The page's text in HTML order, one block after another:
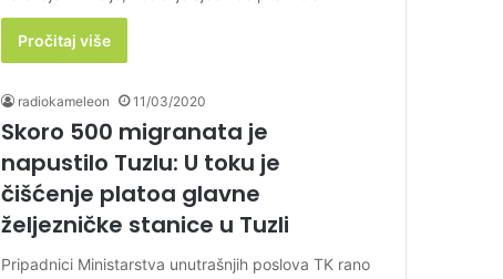
Pročitaj više
radiokameleon 11/03/2020
Skoro 500 migranata je
napustilo Tuzlu: U toku je
čišćenje platoa glavne
željezničke stanice u Tuzli
Pripadnici Ministarstva unutrašnjih poslova TK rano